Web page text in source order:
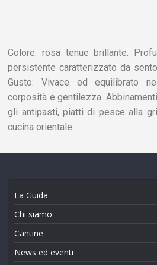
Colore: rosa tenue brillante.
persistente caratterizzato da
Gusto: Vivace ed equilibrato
corposità e gentilezza.
gli antipasti, piatti di pesce alla
cucina orientale.
La Guida
Chi siamo
Cantine
News ed eventi